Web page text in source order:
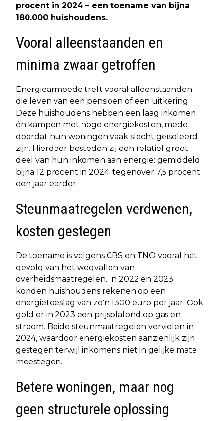
procent in 2024 – een toename van bijna
180.000 huishoudens.
Vooral alleenstaanden en
minima zwaar getroffen
Energiearmoede treft vooral alleenstaanden
die leven van een pensioen of een uitkering.
Deze huishoudens hebben een laag inkomen
én kampen met hoge energiekosten, mede
doordat hun woningen vaak slecht geïsoleerd
zijn. Hierdoor besteden zij een relatief groot
deel van hun inkomen aan energie: gemiddeld
bijna 12 procent in 2024, tegenover 7,5 procent
een jaar eerder.
Steunmaatregelen verdwenen,
kosten gestegen
De toename is volgens CBS en TNO vooral het
gevolg van het wegvallen van
overheidsmaatregelen. In 2022 en 2023
konden huishoudens rekenen op een
energietoeslag van zo'n 1300 euro per jaar. Ook
gold er in 2023 een prijsplafond op gas en
stroom. Beide steunmaatregelen vervielen in
2024, waardoor energiekosten aanzienlijk zijn
gestegen terwijl inkomens niet in gelijke mate
meestegen.
Betere woningen, maar nog
geen structurele oplossing